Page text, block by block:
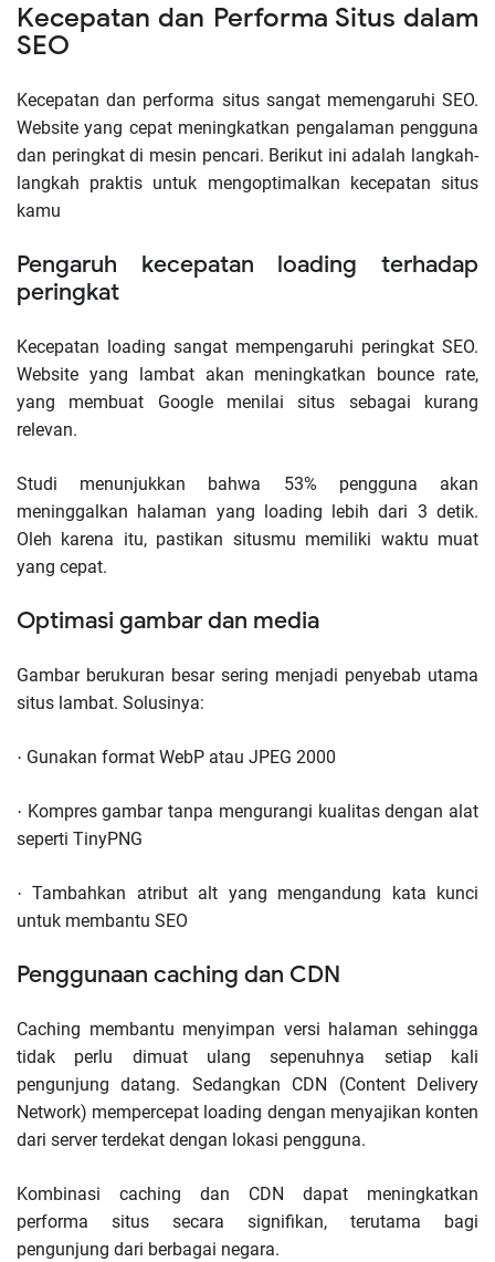
Kecepatan dan Performa Situs dalam
SEO
Kecepatan dan performa situs sangat memengaruhi SEO.
Website yang cepat meningkatkan pengalaman pengguna
dan peringkat di mesin pencari. Berikut ini adalah langkah-
langkah praktis untuk mengoptimalkan kecepatan situs
kamu
Pengaruh kecepatan loading terhadap
peringkat
Kecepatan loading sangat mempengaruhi peringkat SEO.
Website yang lambat akan meningkatkan bounce rate,
yang membuat Google menilai situs sebagai kurang
relevan.
Studi menunjukkan bahwa 53% pengguna akan
meninggalkan halaman yang loading lebih dari 3 detik.
Oleh karena itu, pastikan situsmu memiliki waktu muat
yang cepat.
Optimasi gambar dan media
Gambar berukuran besar sering menjadi penyebab utama
situs lambat. Solusinya:
· Gunakan format WebP atau JPEG 2000
· Kompres gambar tanpa mengurangi kualitas dengan alat
seperti TinyPNG
·Tambahkan atribut alt yang mengandung kata kunci
untuk membantu SEO
Penggunaan caching dan CDN
Caching membantu menyimpan versi halaman sehingga
tidak perlu dimuat ulang sepenuhnya setiap kali
pengunjung datang. Sedangkan CDN (Content Delivery
Network) mempercepat loading dengan menyajikan konten
dari server terdekat dengan lokasi pengguna.
Kombinasi caching dan CDN dapat meningkatkan
performa situs secara signifikan, terutama bagi
pengunjung dari berbagai negara.